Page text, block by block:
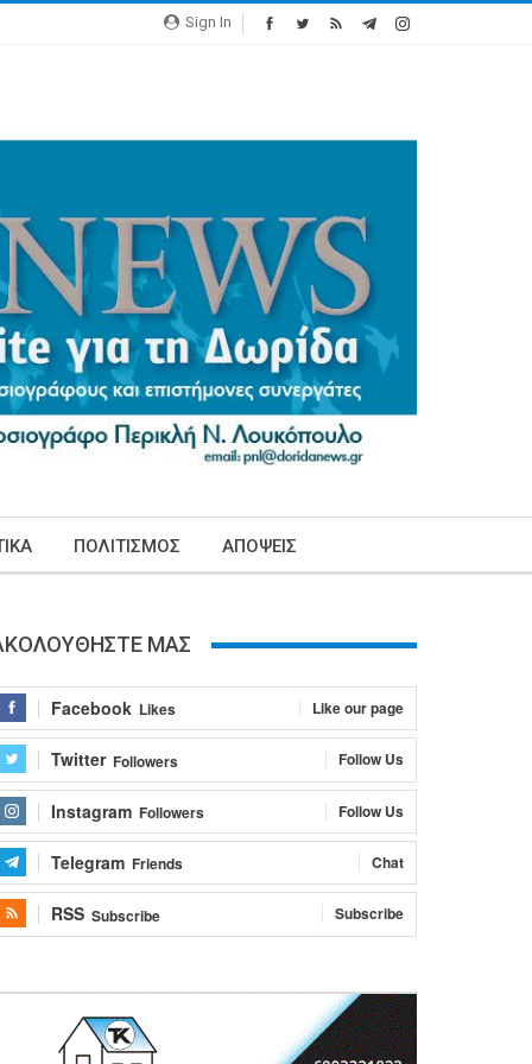
Sign In
ΠΟΛΙΤΙΣΜΟΣ ΑΠΟΨΕΙΣ
ΜΑΣ
Facebook Likes Like our page
Twitter Followers Follow Us
Instagram Followers Follow Us
Telegram Friends Chat
RSS Subscribe Subscribe